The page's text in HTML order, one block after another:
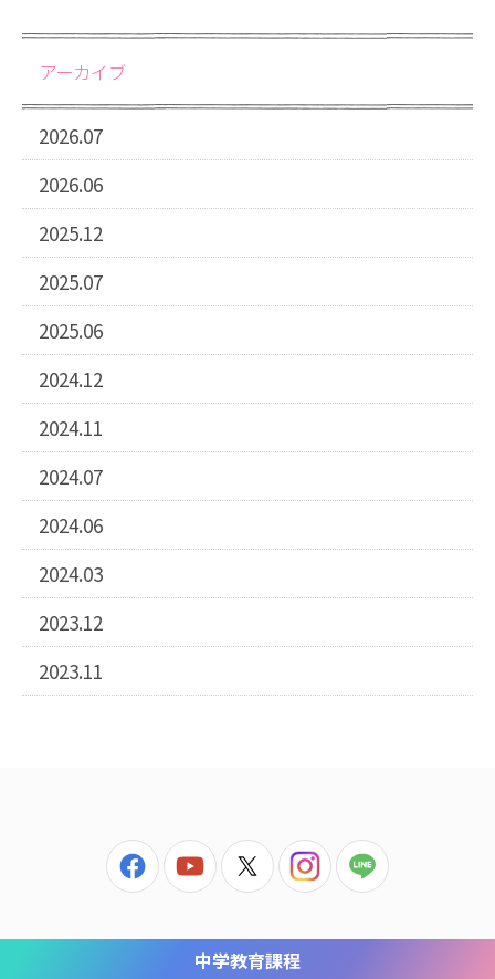
アーカイブ
2026.07
2026.06
2025.12
2025.07
2025.06
2024.12
2024.11
2024.07
2024.06
2024.03
2023.12
2023.11
中学教育課程